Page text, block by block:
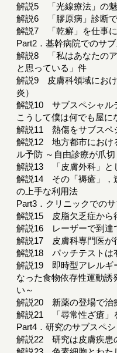
解説5 「光線療法」の
解説6 「膠原病」診断
解説7 「乾癬」を仕事
Part2．基幹病院でのサ
解説8 「私はあなたの
と思っている」件
解説9 皮膚科領域にお
炎）
解説10 サブスペシャル
こうして僕は何でも屋に
解説11 熱傷をサブスペ
解説12 地方都市におけ
ル予防 ～自由診療が爪
解説13 「皮膚外科」と
解説14 その「褥瘡」，
の上手な利用法
Part3．クリニックでの
解説15 皮脂欠乏症から
解説16 レーザーで到達
解説17 皮膚科専門医が
解説18 パッチテストは
解説19 即時型アレルギ
なった食物依存性運動誘
い～
解説20 新薬の登場で治
解説21 「尋常性ざ瘡」
Part4．研究のサブスペ
解説22 研究は皮膚疾患